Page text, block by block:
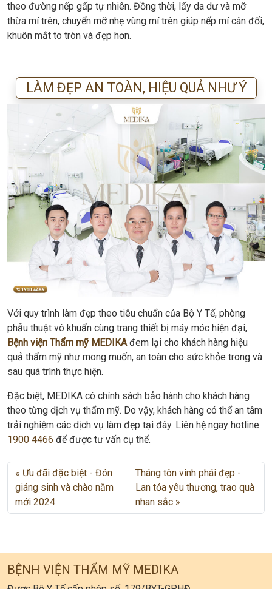
theo đường nếp gấp tự nhiên. Đồng thời, lấy da dư và mỡ
thừa mí trên, chuyển mỡ nhẹ vùng mí trên giúp nếp mí cân đối,
khuôn mắt to tròn và đẹp hơn.
LÀM ĐẸP AN TOÀN, HIỆU QUẢ NHƯ Ý
Với quy trình làm đẹp theo tiêu chuẩn của Bộ Y Tế, phòng
phẫu thuật vô khuẩn cùng trang thiết bị máy móc hiện đại,
Bệnh viện Thẩm mỹ MEDIKAđem lại cho khách hàng hiệu
quả thẩm mỹ như mong muốn, an toàn cho sức khỏe trong và
sau quá trình thực hiện.
Đặc biệt, MEDIKA có chính sách bảo hành cho khách hàng
theo từng dịch vụ thẩm mỹ. Do vậy, khách hàng có thể an tâm
trải nghiệm các dịch vụ làm đẹp tại đây. Liên hệ ngay hotline
1900 4466 để được tư vấn cụ thể.
Ưu đãi đặc biệt - Đón
giáng sinh và chào năm
mới 2024
Tháng tôn vinh phái đẹp -
Lan tỏa yêu thương, trao quà
nhan sắc
BỆNH VIỆN THẨM MỸ MEDIKA